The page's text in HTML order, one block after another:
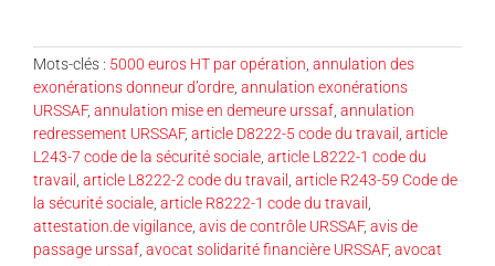
Mots-clés : 5000 euros HT par opération annulation des
exonérations donneur d’ordre annulation exonérations
URSSAF, annulation mise en demeure urssaf annulation
redressement URSSAF, article D8222-5 code du travail article
L243-7 code de la sécurité sociale article L8222-1 code du
travail article L8222-2 code du travail article R243-59 Code de
la sécurité sociale article R8222-1 code du travail
attestation.de vigilance avis de contrôle URSSAF, avis de
passage urssaf avocat solidarité financière URSSAF, avocat